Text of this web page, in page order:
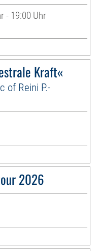
- 19:00 Uhr
Kraft«
of Reini P.-
2026